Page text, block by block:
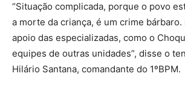
“Situação complicada, porque o povo
a morte da criança, é um crime bárbaro.
apoio das especializadas, como o
equipes de outras unidades”, disse o
Hilário Santana, comandante do 1ºBPM.